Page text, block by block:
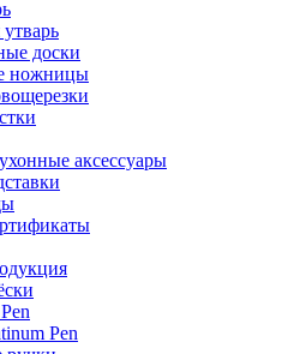
доски
ножницы
аксессуары
Pen